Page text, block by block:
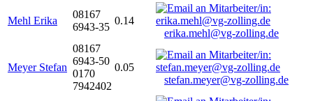
Mehl Erika
08167
6943-35
0.14
erika.mehl@vg-zolling.de
Meyer Stefan
08167
6943-50
0170
7942402
0.05
stefan.meyer@vg-zolling.de